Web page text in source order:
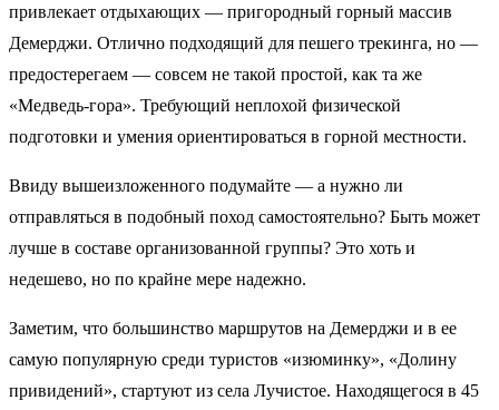
привлекает отдыхающих — пригородный горный массив
Демерджи. Отлично подходящий для пешего трекинга, но —
предостерегаем — совсем не такой простой, как та же
«Медведь-гора». Требующий неплохой физической
подготовки и умения ориентироваться в горной местности.
Ввиду вышеизложенного подумайте — а нужно ли
отправляться в подобный поход самостоятельно? Быть может
лучше в составе организованной группы? Это хоть и
недешево, но по крайне мере надежно.
Заметим, что большинство маршрутов на Демерджи и в ее
самую популярную среди туристов «изюминку», «Долину
привидений», стартуют из села Лучистое. Находящегося в 45